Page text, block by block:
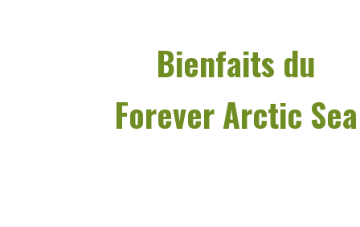
Bienfaits du
Forever Arctic Sea